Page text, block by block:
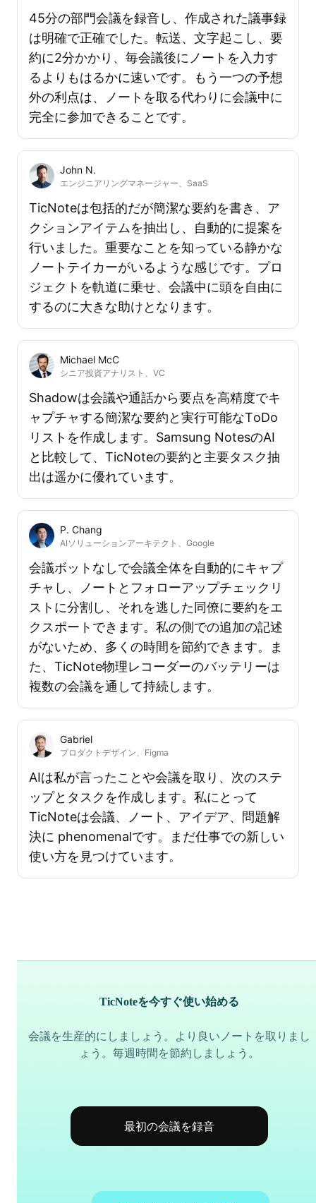
45分の部門会議を録音し、作成された議事録
は明確で正確でした。転送、文字起こし、要
約に2分かかり、毎会議後にノートを入力す
るよりもはるかに速いです。もう一つの予想
外の利点は、ノートを取る代わりに会議中に
完全に参加できることです。
John N.
エンジニアリングマネージャー、SaaS
TicNoteは包括的だが簡潔な要約を書き、ア
クションアイテムを抽出し、自動的に提案を
行いました。重要なことを知っている静かな
ノートテイカーがいるような感じです。プロ
ジェクトを軌道に乗せ、会議中に頭を自由に
するのに大きな助けとなります。
Michael McC
シニア投資アナリスト、VC
Shadowは会議や通話から要点を高精度でキ
ャプチャする簡潔な要約と実行可能なToDo
リストを作成します。Samsung NotesのAI
と比較して、TicNoteの要約と主要タスク抽
出は遥かに優れています。
P. Chang
AIソリューションアーキテクト、Google
会議ボットなしで会議全体を自動的にキャプ
チャし、ノートとフォローアップチェックリ
ストに分割し、それを逃した同僚に要約をエ
クスポートできます。私の側での追加の記述
がないため、多くの時間を節約できます。ま
た、TicNote物理レコーダーのバッテリーは
複数の会議を通して持続します。
Gabriel
プロダクトデザイン、Figma
AIは私が言ったことや会議を取り、次のステ
ップとタスクを作成します。私にとって
TicNoteは会議、ノート、アイデア、問題解
決に phenomenalです。まだ仕事での新しい
使い方を見つけています。
TicNoteを今すぐ使い始める
会議を生産的にしましょう。より良いノートを取りまし
ょう。毎週時間を節約しましょう。
最初の会議を録音